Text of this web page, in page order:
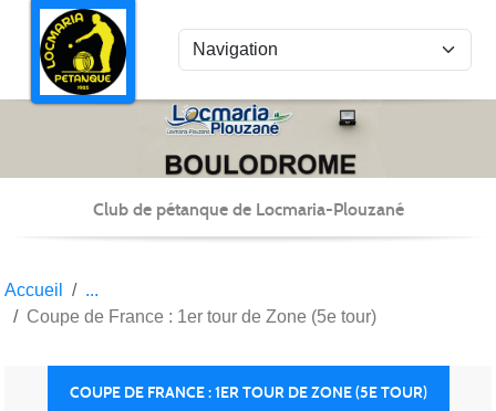
Club de pétanque de Locmaria-Plouzané
Accueil
Coupe de France : 1er tour de Zone (5e tour)
COUPE DE FRANCE : 1ER TOUR DE ZONE (5E TOUR)
Panneau de gestion des cookies